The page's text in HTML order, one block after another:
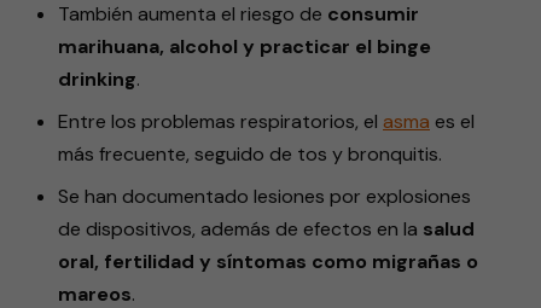
También aumenta el riesgo de consumir
marihuana, alcohol y practicar el binge
drinking.
Entre los problemas respiratorios, el asma es el
más frecuente, seguido de tos y bronquitis.
Se han documentado lesiones por explosiones
de dispositivos, además de efectos en la salud
oral, fertilidad y síntomas como migrañas o
mareos.